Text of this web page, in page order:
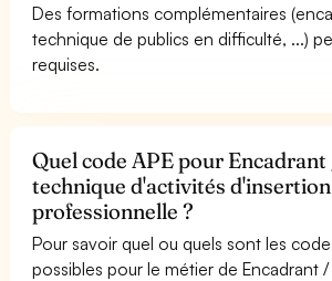
Des formations complémentaires
technique de publics en difficulté, ...)
requises.
Quel code APE pour
technique d'activités d'insertion
professionnelle ?
Pour savoir quel ou quels sont les
possibles pour le métier de Encadrant